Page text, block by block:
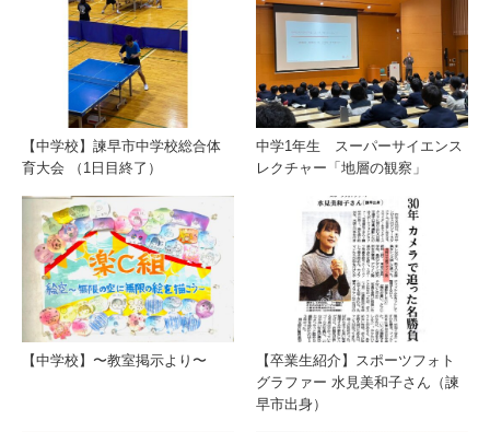
【中学校】諫早市中学校総合体
育大会 （1日目終了）
中学1年生 スーパーサイエンス
レクチャー「地層の観察」
【中学校】〜教室掲示より〜
【卒業生紹介】スポーツフォト
グラファー 水見美和子さん（諫
早市出身）